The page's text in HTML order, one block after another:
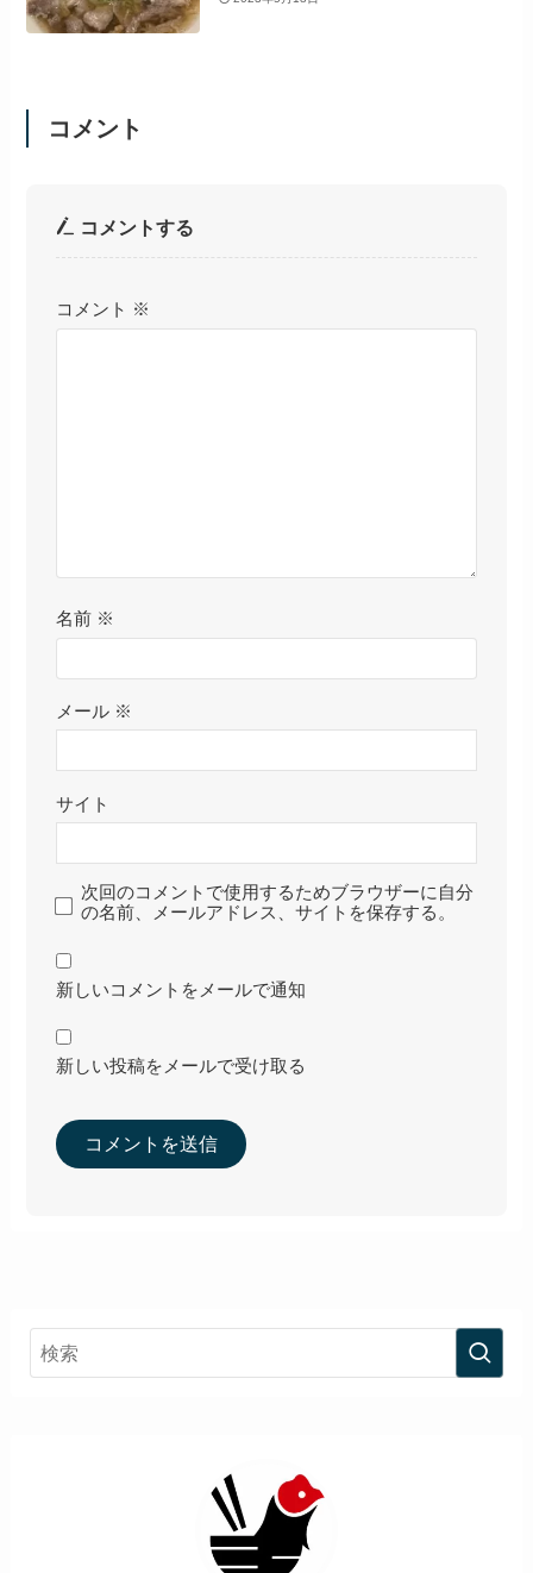
コメント
コメントする
コメント ※
名前 ※
メール ※
サイト
次回のコメントで使用するためブラウザーに自分
の名前、メールアドレス、サイトを保存する。
新しいコメントをメールで通知
新しい投稿をメールで受け取る